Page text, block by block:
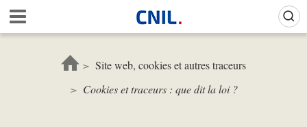
Aller
au
contenu
c
i
Site web, cookies et autres traceurs
Cookies et traceurs : que dit la loi ?
Gestion de vos préférences sur les cookies (témoins de connexion)